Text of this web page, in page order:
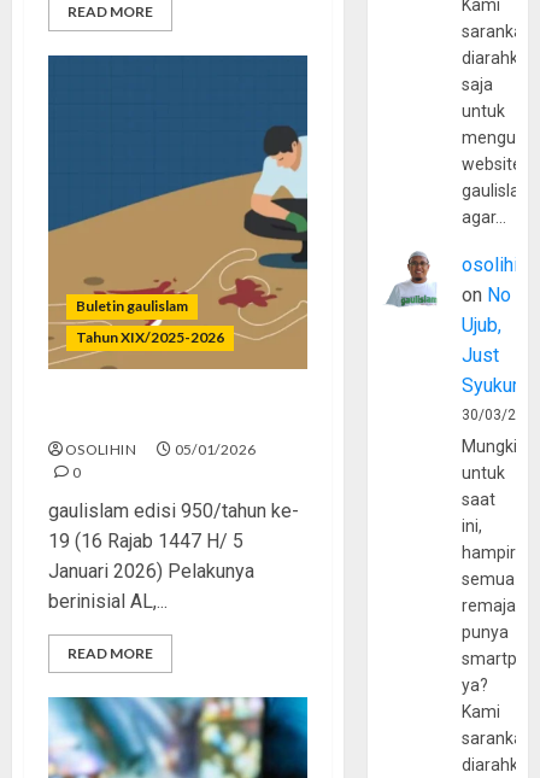
READ MORE
Buletin gaulislam
Tahun XIX/2025-2026
OSOLIHIN
05/01/2026
0
gaulislam edisi 950/tahun ke-
19 (16 Rajab 1447 H/ 5
Januari 2026) Pelakunya
berinisial AL,...
READ MORE
Kami
sarankan,
diarahkan
saja
untuk
website
agar…
osolihin
on No
Ujub,
Just
Syukur
30/03/
Mungkin
untuk
saat
ini,
hampir
semua
remaja
punya
ya?
Kami
sarankan,
diarahkan